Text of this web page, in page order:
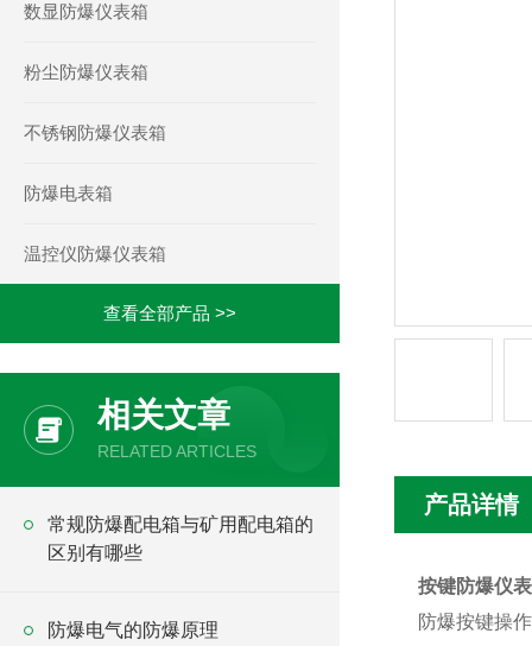
数显防爆仪表箱
粉尘防爆仪表箱
不锈钢防爆仪表箱
防爆电表箱
温控仪防爆仪表箱
查看全部产品 >>
相关文章
RELATED ARTICLES
常规防爆配电箱与矿用配电箱的
区别有哪些
防爆电气的防爆原理
产品详情
按键防爆仪
防爆按键操